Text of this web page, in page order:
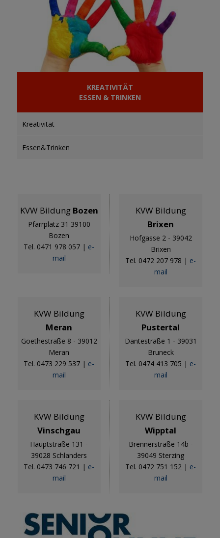
KREATIVITÄT
ESSEN & TRINKEN
Kreativität
Essen&Trinken
KVW Bildung Bozen
Pfarrplatz 31 39100
Bozen
Tel. 0471 978 057 | e-
mail
KVW Bildung
Brixen
Hofgasse 2 - 39042
Brixen
Tel. 0472 207 978 | e-
mail
KVW Bildung
Meran
Goethestraße 8 - 39012
Meran
Tel. 0473 229 537 | e-
mail
KVW Bildung
Pustertal
Dantestraße 1 - 39031
Bruneck
Tel. 0474 413 705 | e-
mail
KVW Bildung
Vinschgau
Hauptstraße 131 -
39028 Schlanders
Tel. 0473 746 721 | e-
mail
KVW Bildung
Wipptal
Brennerstraße 14b -
39049 Sterzing
Tel. 0472 751 152 | e-
mail